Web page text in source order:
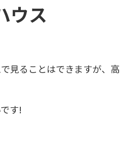
ウス
見ることはできますが、高
す!